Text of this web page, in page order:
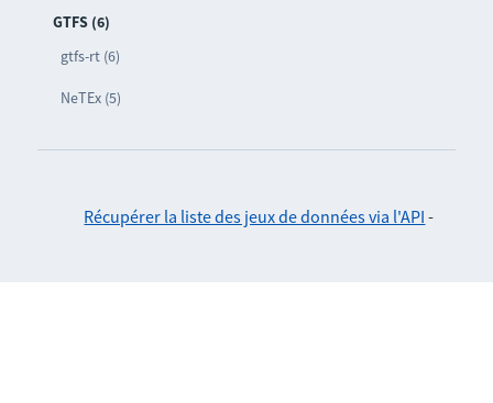
GTFS (6)
gtfs-rt (6)
NeTEx (5)
Récupérer la liste des jeux de données via l'API -